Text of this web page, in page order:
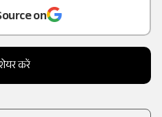
on
करें